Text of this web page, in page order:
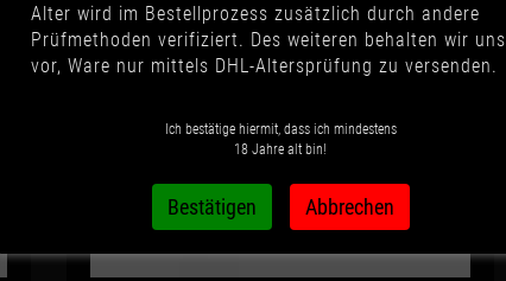
Alter wird im Bestellprozess zusätzlich durch andere
Prüfmethoden verifiziert. Des weiteren behalten wir uns
vor, Ware nur mittels DHL-Altersprüfung zu versenden.
Ich bestätige hiermit, dass ich mindestens
18 Jahre alt bin!